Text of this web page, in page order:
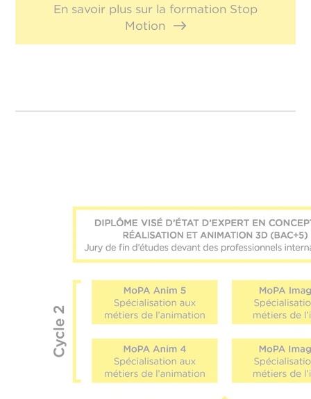
En savoir plus sur la formation Stop
Motion